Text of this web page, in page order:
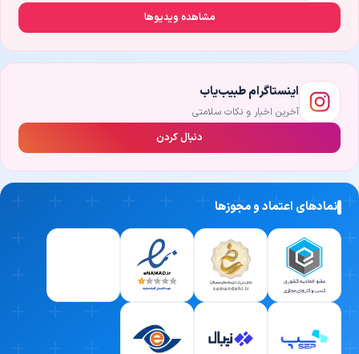
مشاهده ویدیوها
اینستاگرام طبیب‌یاب
آخرین اخبار و نکات سلامتی
دنبال کردن
نمادهای اعتماد و مجوزها